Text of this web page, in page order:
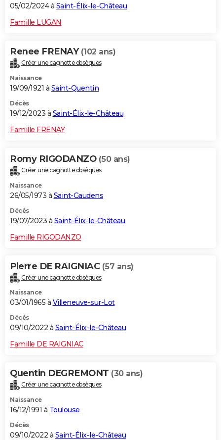
05/02/2024 à Saint-Élix-le-Château
Famille LUGAN
Renee FRENAY (102 ans)
Créer une cagnotte obsèques
Naissance
19/09/1921 à Saint-Quentin
Décès
19/12/2023 à Saint-Élix-le-Château
Famille FRENAY
Romy RIGODANZO (50 ans)
Créer une cagnotte obsèques
Naissance
26/05/1973 à Saint-Gaudens
Décès
19/07/2023 à Saint-Élix-le-Château
Famille RIGODANZO
Pierre DE RAIGNIAC (57 ans)
Créer une cagnotte obsèques
Naissance
03/01/1965 à Villeneuve-sur-Lot
Décès
09/10/2022 à Saint-Élix-le-Château
Famille DE RAIGNIAC
Quentin DEGREMONT (30 ans)
Créer une cagnotte obsèques
Naissance
16/12/1991 à Toulouse
Décès
09/10/2022 à Saint-Élix-le-Château